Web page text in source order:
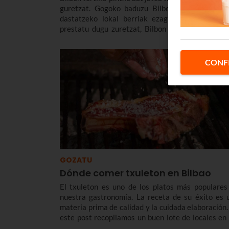
guretzat. Gogoko baduzu Bilboko tortillarik
dastatzeko lokal berriak ezagutzea, zerrenda
prestatu dugu zuretzat, Bilbon tortillen ibilbide
egin eta gustukoen duzuna aukeratu
Teikeneakoa, Txintxirrikoa, El Huevo
ahogozoa egiten zaigu. Has gaitezen
tortillarik onenak ezagutzen.
GOZATU
Dónde comer txuleton en Bilbao
El txuleton es uno de los platos más populares
nuestra gastronomía. La receta de su éxito es
materia prima de calidad y la cuidada elaboración.
este post recopilamos un buen lote de locales en